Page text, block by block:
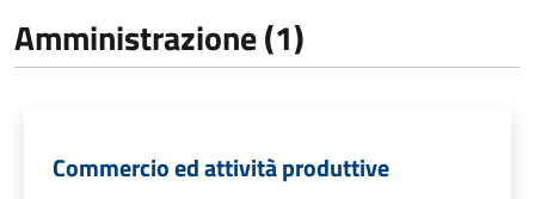
Amministrazione (1)
Commercio ed attività produttive